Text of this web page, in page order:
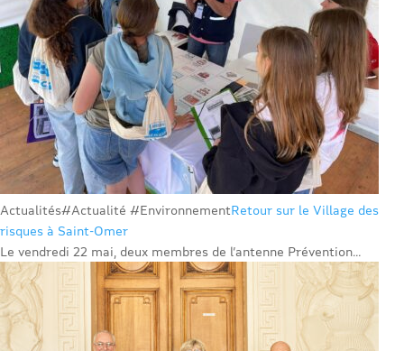
Actualités#Actualité #EnvironnementRetour sur le Village des
risques à Saint-Omer
Le vendredi 22 mai, deux membres de l’antenne Prévention...